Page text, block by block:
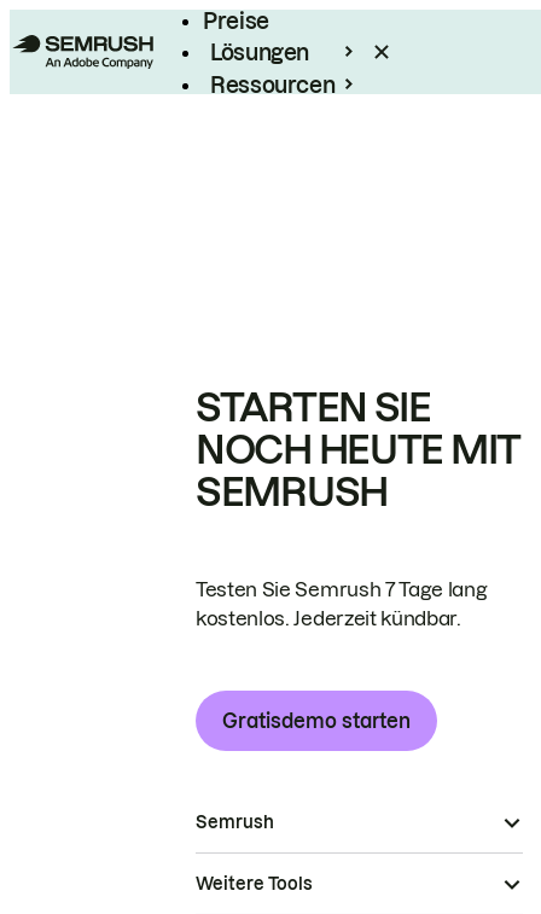
Preise
Lösungen
Ressourcen
STARTEN SIE
NOCH HEUTE MIT
SEMRUSH
Testen Sie Semrush 7 Tage lang
kostenlos. Jederzeit kündbar.
Gratisdemo starten
Semrush
Weitere Tools